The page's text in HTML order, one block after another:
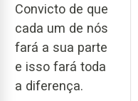
Convicto de que
cada um de nós
fará a sua parte
e isso fará toda
a diferença.